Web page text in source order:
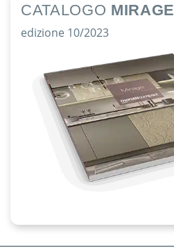
CATALOGO MIRAGE
edizione 10/2023